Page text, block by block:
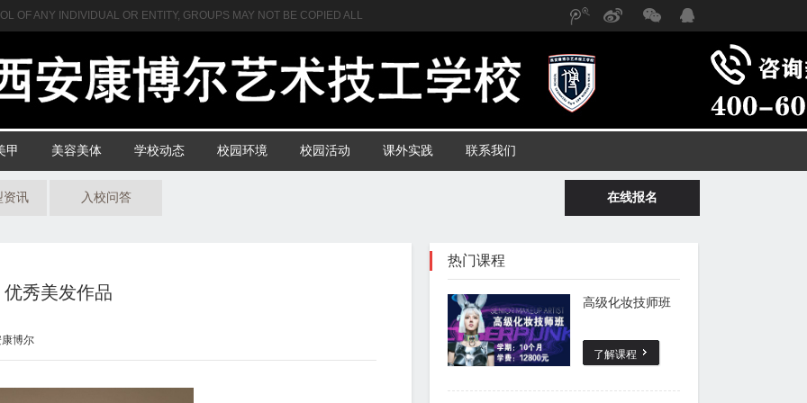
OF ANY INDIVIDUAL OR ENTITY, GROUPS MAY NOT BE COPIED ALL
新
腾
讯微
博
甲 美容美体 学校动态 校园环境 校园活动 课外实践 联系我们
资讯 入校问答 在线报名
优秀美发作品
博尔
热门课程
高级化妆技师班
了解课程